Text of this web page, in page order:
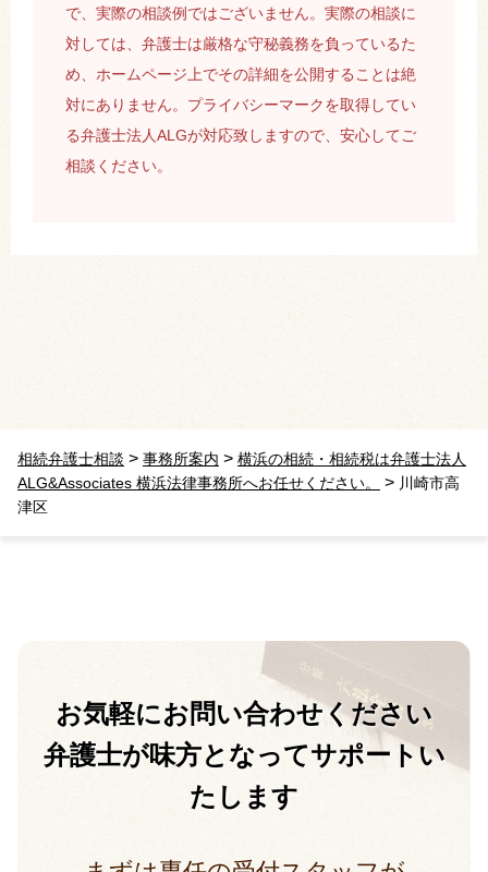
で、実際の相談例ではございません。実際の相談に
対しては、弁護士は厳格な守秘義務を負っているた
め、ホームページ上でその詳細を公開することは絶
対にありません。プライバシーマークを取得してい
る弁護士法人ALGが対応致しますので、安心してご
相談ください。
相続弁護士相談 > 事務所案内 > 横浜の相続・相続税は弁護士法人
ALG&Associates 横浜法律事務所へお任せください。
> 川崎市高
津区
お気軽にお問い合わせください
弁護士が味方となってサポートい
たします